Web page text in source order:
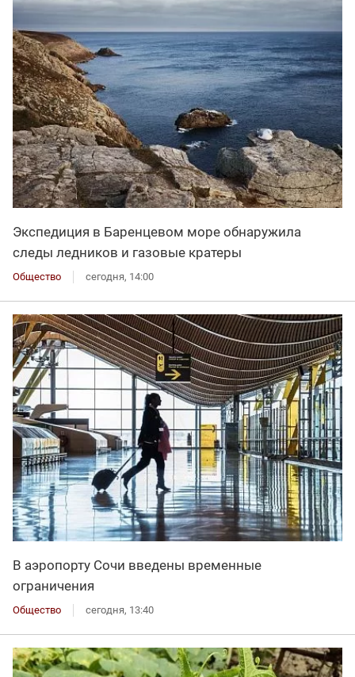
Экспедиция в Баренцевом море обнаружила
следы ледников и газовые кратеры
Общество сегодня, 14:00
В аэропорту Сочи введены временные
ограничения
Общество сегодня, 13:40